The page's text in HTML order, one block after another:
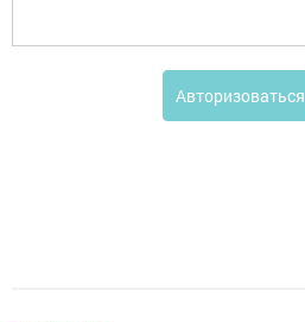
Авторизоваться